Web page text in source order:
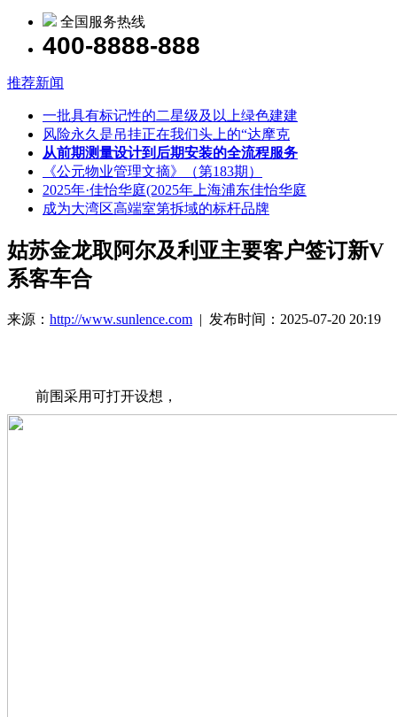
全国服务热线
400-8888-888
推荐新闻
一批具有标记性的二星级及以上绿色建建
风险永久是吊挂正在我们头上的“达摩克
从前期测量设计到后期安装的全流程服务
《公元物业管理文摘》（第183期）
2025年·佳怡华庭(2025年上海浦东佳怡华庭
成为大湾区高端室第拆域的标杆品牌
姑苏金龙取阿尔及利亚主要客户签订新V
系客车合
来源： http://www.sunlence.com | 发布时间：2025-07-20 20:19
前围采用可打开设想，